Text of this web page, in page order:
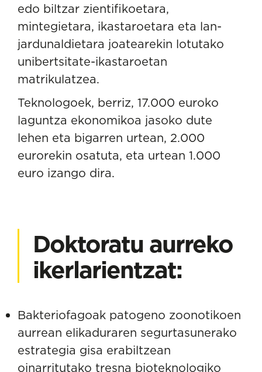
edo biltzar zientifikoetara,
mintegietara, ikastaroetara eta lan-
jardunaldietara joatearekin lotutako
unibertsitate-ikastaroetan
matrikulatzea.
Teknologoek, berriz, 17.000 euroko
laguntza ekonomikoa jasoko dute
lehen eta bigarren urtean, 2.000
eurorekin osatuta, eta urtean 1.000
euro izango dira.
Doktoratu aurreko
ikerlarientzat:
Bakteriofagoak patogeno zoonotikoen
aurrean elikaduraren segurtasunerako
estrategia gisa erabiltzean
oinarritutako tresna bioteknologiko